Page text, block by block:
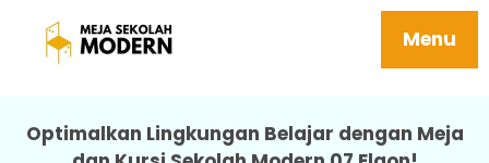
Menu
Kursi Dan Meja Sekolah Harga Terjangkau
Optimalkan Lingkungan Belajar dengan Meja